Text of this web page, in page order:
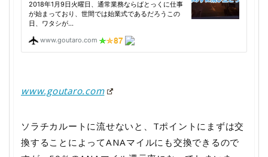
www.goutaro.com
ソラチカルートに流せないと、Tポイントにまずは交
換することによってANAマイルにも交換できるので